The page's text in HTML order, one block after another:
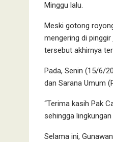
Minggu lalu.
Meski gotong
mengering di
tersebut akhirnya
Pada, Senin (15/6/
dan Sarana Umum
“Terima kasih Pak
sehingga
Selama ini,